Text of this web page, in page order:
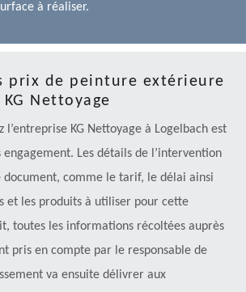
à réaliser.
prix de peinture extérieure
Nettoyage
l’entreprise KG Nettoyage à Logelbach est
Les détails de l’intervention
document, comme le tarif, le délai ainsi
et les produits à utiliser pour cette
toutes les informations récoltées auprès
pris en compte par le responsable de
va ensuite délivrer aux